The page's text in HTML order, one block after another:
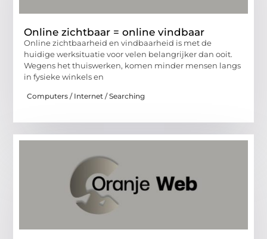
Online zichtbaar = online vindbaar
Online zichtbaarheid en vindbaarheid is met de
huidige werksituatie voor velen belangrijker dan ooit.
Wegens het thuiswerken, komen minder mensen langs
in fysieke winkels en
Computers / Internet / Searching